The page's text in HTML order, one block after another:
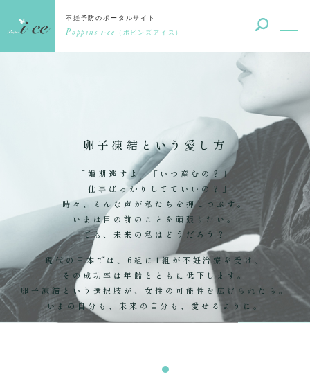
不妊予防のポータルサイト
Poppins i-ce （ポピンズアイス）
卵子凍結という愛し方
「婚期逃すよ」「いつ産むの？」
「仕事ばっかりしてていいの？」
時々、そんな声が私たちを押しつぶす。
いまは目の前のことを頑張りたい。
でも、未来の私はどうだろう？
現代の日本では、6組に1組が不妊治療を受け、
その成功率は年齢とともに低下します。
卵子凍結という選択肢が、女性の可能性を広げられたら。
いまの自分も、未来の自分も、愛せるように。